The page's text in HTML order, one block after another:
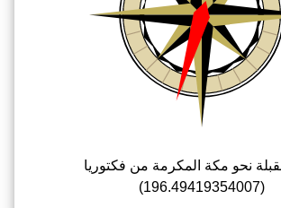
نحو مكة المكرمة من فكتوريا
(196.49419354007)